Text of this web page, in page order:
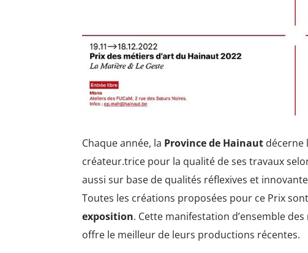
Chaque année, la Province de Hainaut décerne
créateur.trice pour la qualité de ses travaux
aussi sur base de qualités réflexives et
Toutes les créations proposées pour ce Prix
exposition. Cette manifestation d’ensemble
offre le meilleur de leurs productions récentes.